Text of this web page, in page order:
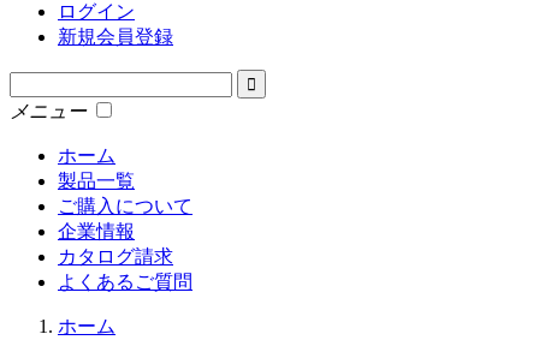
ログイン
新規会員登録
メニュー
ホーム
製品一覧
ご購入について
企業情報
カタログ請求
よくあるご質問
ホーム